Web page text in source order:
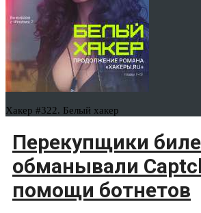
Хакер #322. Белый хакер
Перекупщики
обманывали
помощи ботнетов